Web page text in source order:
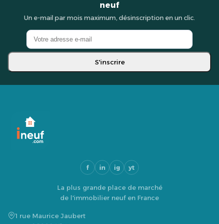
neuf
Un e-mail par mois maximum, désinscription en un clic.
S'inscrire
f in ig yt
La plus grande place de marché
de l'immobilier neuf en France
1 rue Maurice Jaubert